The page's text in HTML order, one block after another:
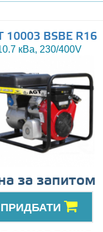
10003 BSBE R16
кВа, 230/400V
за запитом
ПРИДБАТИ